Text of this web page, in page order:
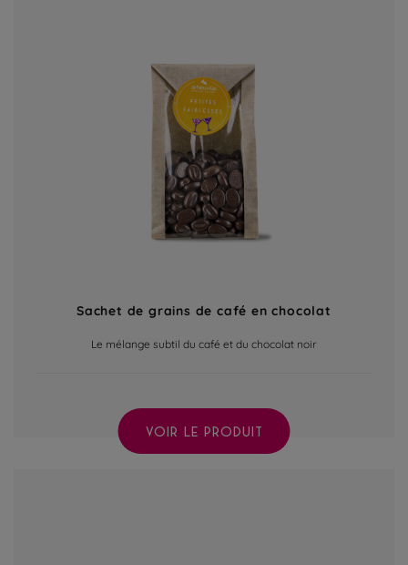
Sachet de grains de café en chocolat
Le mélange subtil du café et du chocolat noir
VOIR LE PRODUIT